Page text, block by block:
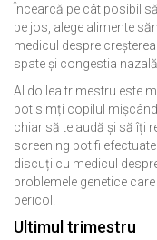
Încearcă pe cât posibil
pe jos, alege alimente
medicul despre
spate și congestia
Al doilea trimestru este
pot simți copilul
chiar să te audă și să îți
screening pot fi
discuți cu medicul
problemele genetice
pericol.
Ultimul trimestru